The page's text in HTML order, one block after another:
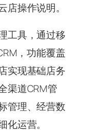
操作说明。
工具，通过移
，功能覆盖
实现基础店务
渠道CRM管
管理、经营数
运营。